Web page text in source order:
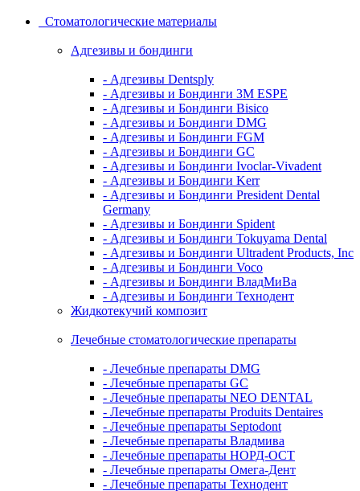
Стоматологические материалы
Адгезивы и бондинги
- Адгезивы Dentsply
- Адгезивы и Бондинги 3M ESPE
- Адгезивы и Бондинги Bisico
- Адгезивы и Бондинги DMG
- Адгезивы и Бондинги FGM
- Адгезивы и Бондинги GC
- Адгезивы и Бондинги Ivoclar-Vivadent
- Адгезивы и Бондинги Kerr
- Адгезивы и Бондинги President Dental
Germany
- Адгезивы и Бондинги Spident
- Адгезивы и Бондинги Tokuyama Dental
- Адгезивы и Бондинги Ultradent Products, Inc
- Адгезивы и Бондинги Voco
- Адгезивы и Бондинги ВладМиВа
- Адгезивы и Бондинги Технодент
Жидкотекучий композит
Лечебные стоматологические препараты
- Лечебные препараты DMG
- Лечебные препараты GC
- Лечебные препараты NEO DENTAL
- Лечебные препараты Produits Dentaires
- Лечебные препараты Septodont
- Лечебные препараты Владмива
- Лечебные препараты НОРД-ОСТ
- Лечебные препараты Омега-Дент
- Лечебные препараты Технодент